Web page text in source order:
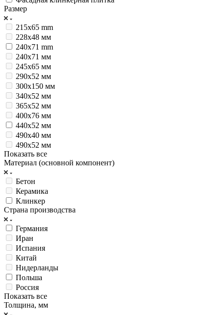
Размер
215x65 mm
228х48 мм
240x71 mm
240х71 мм
245х65 мм
290х52 мм
300х150 мм
340х52 мм
365х52 мм
400х76 мм
440х52 мм
490х40 мм
490х52 мм
Показать все
Материал (основной компонент)
Бетон
Керамика
Клинкер
Страна производства
Германия
Иран
Испания
Китай
Нидерланды
Польша
Россия
Показать все
Толщина, мм